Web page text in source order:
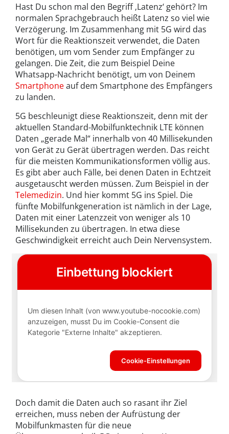
Hast Du schon mal den Begriff ‚Latenz‘ gehört? Im
normalen Sprachgebrauch heißt Latenz so viel wie
Verzögerung. Im Zusammenhang mit 5G wird das
Wort für die Reaktionszeit verwendet, die Daten
benötigen, um vom Sender zum Empfänger zu
gelangen. Die Zeit, die zum Beispiel Deine
Whatsapp-Nachricht benötigt, um von Deinem
Smartphoneauf dem Smartphone des Empfängers
zu landen.
5G beschleunigt diese Reaktionszeit, denn mit der
aktuellen Standard-Mobilfunktechnik LTE können
Daten „gerade Mal“ innerhalb von 40 Millisekunden
von Gerät zu Gerät übertragen werden. Das reicht
für die meisten Kommunikationsformen völlig aus.
Es gibt aber auch Fälle, bei denen Daten in Echtzeit
ausgetauscht werden müssen. Zum Beispiel in der
Telemedizin. Und hier kommt 5G ins Spiel. Die
fünfte Mobilfunkgeneration ist nämlich in der Lage,
Daten mit einer Latenzzeit von weniger als 10
Millisekunden zu übertragen. In etwa diese
Geschwindigkeit erreicht auch Dein Nervensystem.
Doch damit die Daten auch so rasant ihr Ziel
erreichen, muss neben der Aufrüstung der
Mobilfunkmasten für die neue